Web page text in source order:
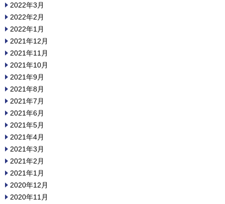
2022年3月
2022年2月
2022年1月
2021年12月
2021年11月
2021年10月
2021年9月
2021年8月
2021年7月
2021年6月
2021年5月
2021年4月
2021年3月
2021年2月
2021年1月
2020年12月
2020年11月